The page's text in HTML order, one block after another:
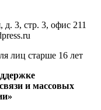
д. 3, стр. 3, офис 211
лиц старше 16 лет
и массовых